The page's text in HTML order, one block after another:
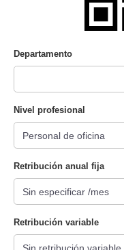
Departamento
Nivel profesional
Retribución anual fija
Retribución variable